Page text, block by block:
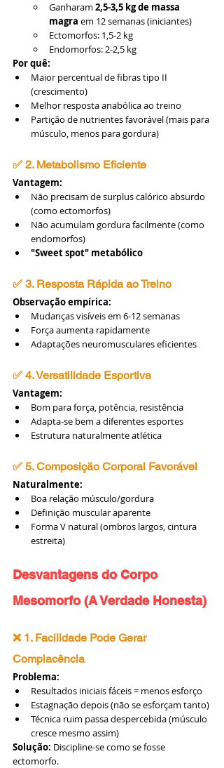
Ganharam 2,5-3,5 kg de massa
magra em 12 semanas (iniciantes)
Ectomorfos: 1,5-2 kg
Endomorfos: 2-2,5 kg
Por quê:
Maior percentual de fibras tipo II
(crescimento)
Melhor resposta anabólica ao treino
Partição de nutrientes favorável (mais para
músculo, menos para gordura)
✅ 2. Metabolismo Eficiente
Vantagem:
Não precisam de surplus calórico absurdo
(como ectomorfos)
Não acumulam gordura facilmente (como
endomorfos)
"Sweet spot" metabólico
✅ 3. Resposta Rápida ao Treino
Observação empírica:
Mudanças visíveis em 6-12 semanas
Força aumenta rapidamente
Adaptações neuromusculares eficientes
✅ 4. Versatilidade Esportiva
Vantagem:
Bom para força, potência, resistência
Adapta-se bem a diferentes esportes
Estrutura naturalmente atlética
✅ 5. Composição Corporal Favorável
Naturalmente:
Boa relação músculo/gordura
Definição muscular aparente
Forma V natural (ombros largos, cintura
estreita)
Desvantagens do Corpo
Mesomorfo (A Verdade Honesta)
❌ 1. Facilidade Pode Gerar
Complacência
Problema:
Resultados iniciais fáceis = menos esforço
Estagnação depois (não se esforçam tanto)
Técnica ruim passa despercebida (músculo
cresce mesmo assim)
Solução: Discipline-se como se fosse
ectomorfo.